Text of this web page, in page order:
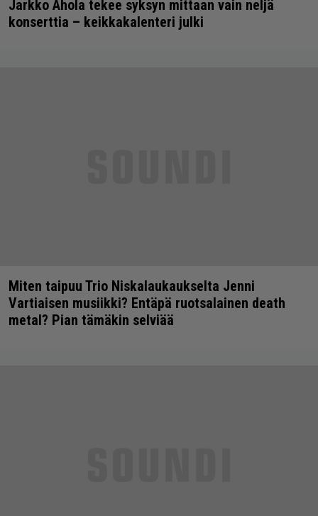
Jarkko Ahola tekee syksyn mittaan vain neljä
konserttia – keikkakalenteri julki
Miten taipuu Trio Niskalaukaukselta Jenni
Vartiaisen musiikki? Entäpä ruotsalainen death
metal? Pian tämäkin selviää